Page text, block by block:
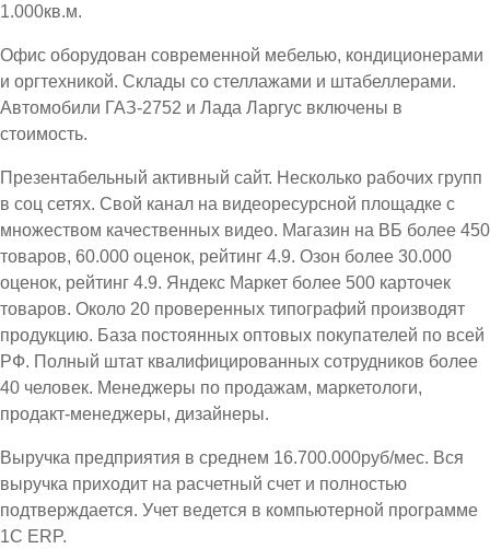
1.000кв.м.
Офис оборудован современной мебелью, кондиционерами
и оргтехникой. Склады со стеллажами и штабеллерами.
Автомобили ГАЗ-2752 и Лада Ларгус включены в
стоимость.
Презентабельный активный сайт. Несколько рабочих групп
в соц сетях. Свой канал на видеоресурсной площадке с
множеством качественных видео. Магазин на ВБ более 450
товаров, 60.000 оценок, рейтинг 4.9. Озон более 30.000
оценок, рейтинг 4.9. Яндекс Маркет более 500 карточек
товаров. Около 20 проверенных типографий производят
продукцию. База постоянных оптовых покупателей по всей
РФ. Полный штат квалифицированных сотрудников более
40 человек. Менеджеры по продажам, маркетологи,
продакт-менеджеры, дизайнеры.
Выручка предприятия в среднем 16.700.000руб/мес. Вся
выручка приходит на расчетный счет и полностью
подтверждается. Учет ведется в компьютерной программе
1С ЕRP.